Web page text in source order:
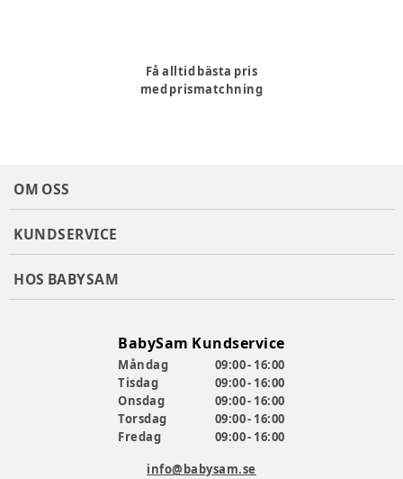
Få alltid bästa pris
med prismatchning
OM OSS
KUNDSERVICE
HOS BABYSAM
BabySam Kundservice
Måndag
09:00 - 16:00
Tisdag
09:00 - 16:00
Onsdag
09:00 - 16:00
Torsdag
09:00 - 16:00
Fredag
09:00 - 16:00
info@babysam.se